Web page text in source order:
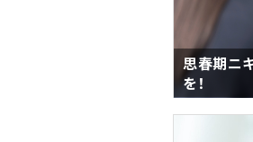
思春期ニ
を！